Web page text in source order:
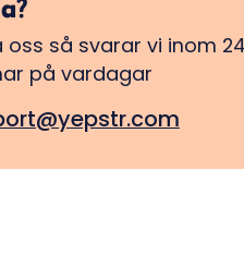
oss så svarar vi inom 24
på vardagar